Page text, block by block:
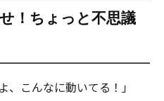
！ちょっと不思議
、こんなに動いてる！」